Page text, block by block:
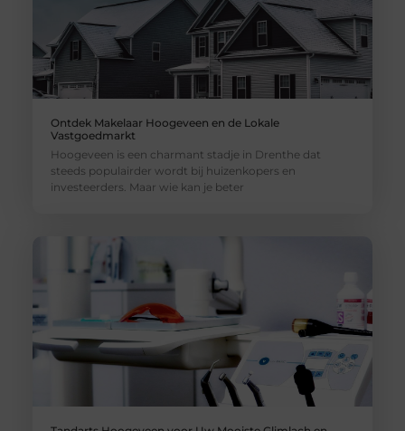
Ontdek Makelaar Hoogeveen en de Lokale
Vastgoedmarkt
Hoogeveen is een charmant stadje in Drenthe dat
steeds populairder wordt bij huizenkopers en
investeerders. Maar wie kan je beter